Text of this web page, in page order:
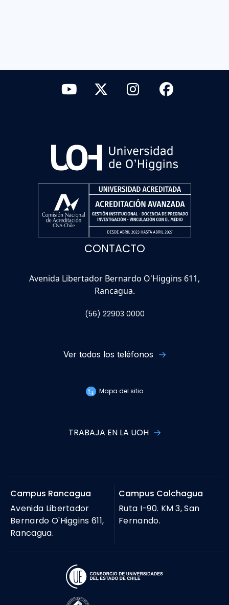
CONTACTO
Avenida Libertador Bernardo O'Higgins 611,
Rancagua.
(56) 22903 0000
Ver todos los teléfonos
Mapa del sitio
TRABAJA EN LA UOH
Campus Rancagua
Avenida Libertador
Bernardo O'Higgins 611,
Rancagua.
Campus Colchagua
Ruta I-90. KM 3, San
Fernando.